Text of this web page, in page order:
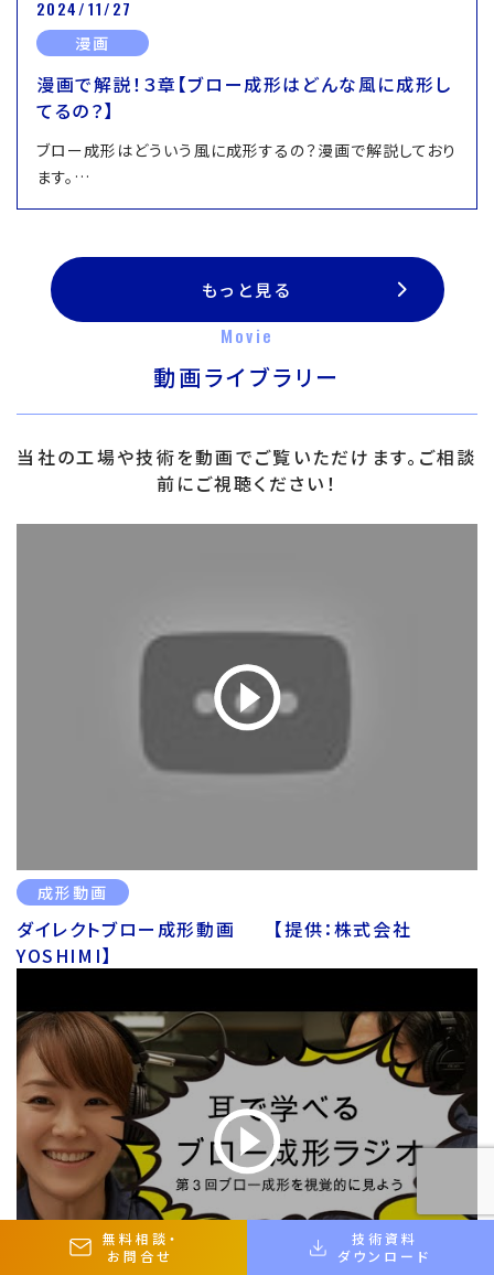
2024/11/27
漫画
漫画で解説！３章【ブロー成形はどんな風に成形し
てるの？】
ブロー成形はどういう風に成形するの？漫画で解説しており
ます。…
もっと見る
Movie
動画ライブラリー
当社の工場や技術を動画でご覧いただけます。ご相談
前にご視聴ください！
成形動画
ダイレクトブロー成形動画 【提供：株式会社
YOSHIMI】
無料相談 ・
お問合せ
技術資料
ダウンロード